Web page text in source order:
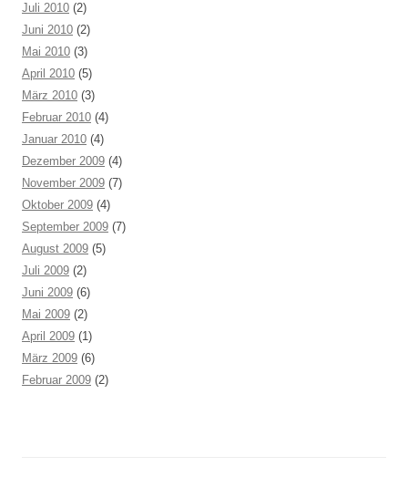
Juli 2010 (2)
Juni 2010 (2)
Mai 2010 (3)
April 2010 (5)
März 2010 (3)
Februar 2010 (4)
Januar 2010 (4)
Dezember 2009 (4)
November 2009 (7)
Oktober 2009 (4)
September 2009 (7)
August 2009 (5)
Juli 2009 (2)
Juni 2009 (6)
Mai 2009 (2)
April 2009 (1)
März 2009 (6)
Februar 2009 (2)